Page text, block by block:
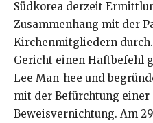
Südkorea derzeit
Zusammenhang mit der
Kirchenmitgliedern
Gericht einen Haftbefehl
Lee Man-hee und
mit der Befürchtung
Beweisvernichtung. Am